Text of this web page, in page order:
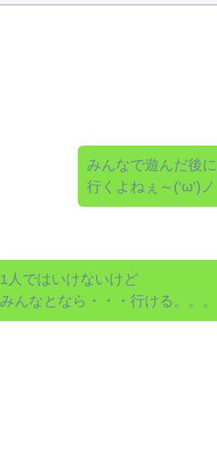
みんなで遊んだ後に
行くよねぇ～(‘ω’)ノ
1人ではいけないけど
みんなとなら・・・行ける。。。